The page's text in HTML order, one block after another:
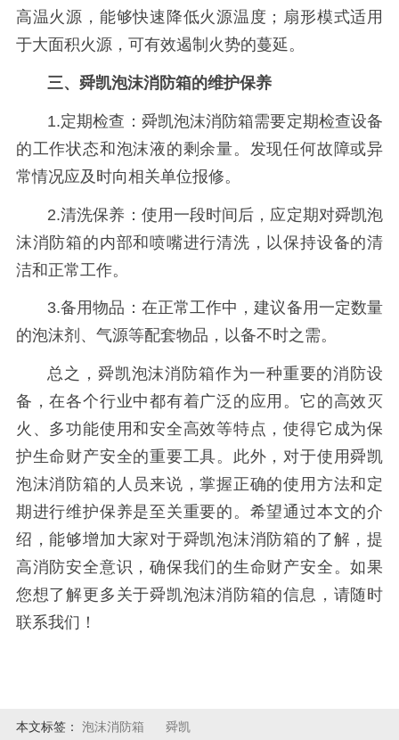
高温火源，能够快速降低火源温度；扇形模式适用
于大面积火源，可有效遏制火势的蔓延。
三、舜凯泡沫消防箱的维护保养
1.定期检查：舜凯泡沫消防箱需要定期检查设备
的工作状态和泡沫液的剩余量。发现任何故障或异
常情况应及时向相关单位报修。
2.清洗保养：使用一段时间后，应定期对舜凯泡
沫消防箱的内部和喷嘴进行清洗，以保持设备的清
洁和正常工作。
3.备用物品：在正常工作中，建议备用一定数量
的泡沫剂、气源等配套物品，以备不时之需。
总之，舜凯泡沫消防箱作为一种重要的消防设
备，在各个行业中都有着广泛的应用。它的高效灭
火、多功能使用和安全高效等特点，使得它成为保
护生命财产安全的重要工具。此外，对于使用舜凯
泡沫消防箱的人员来说，掌握正确的使用方法和定
期进行维护保养是至关重要的。希望通过本文的介
绍，能够增加大家对于舜凯泡沫消防箱的了解，提
高消防安全意识，确保我们的生命财产安全。如果
您想了解更多关于舜凯泡沫消防箱的信息，请随时
联系我们！
本文标签： 泡沫消防箱 舜凯